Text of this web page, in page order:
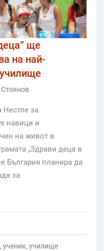
ще
на най-
Нестле за
навици и
на живот в
„Здрави деца в
България планира да
за
, ученик, училище